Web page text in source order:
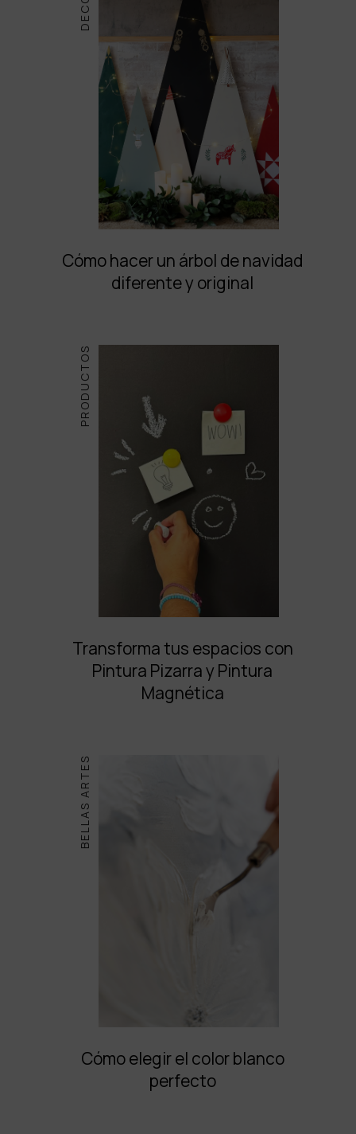
Cómo hacer un árbol de navidad
diferente y original
PRODUCTOS
Transforma tus espacios con
Pintura Pizarra y Pintura
Magnética
BELLAS ARTES
Cómo elegir el color blanco
perfecto